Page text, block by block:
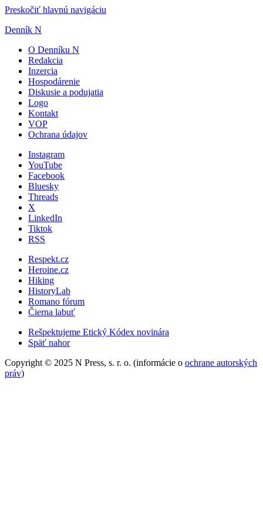
Preskočiť hlavnú navigáciu
Denník N
O Denníku N
Redakcia
Inzercia
Hospodárenie
Diskusie a podujatia
Logo
Kontakt
VOP
Ochrana údajov
Instagram
YouTube
Facebook
Bluesky
Threads
X
LinkedIn
Tiktok
RSS
Respekt.cz
Heroine.cz
Hiking
HistoryLab
Romano fórum
Čierna labuť
Rešpektujeme Etický Kódex novinára
Späť nahor
Copyright © 2025 N Press, s. r. o. (informácie o ochrane autorských
práv)